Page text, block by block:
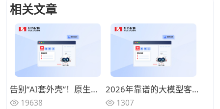
相关文章
告别“AI套外壳”！原生集成呼叫中心+AI电话客服+工单系统的全栈厂商推荐
19638
2026年靠谱的大模型客服机器人厂商推荐：4家有技术实力的品牌解析
1307